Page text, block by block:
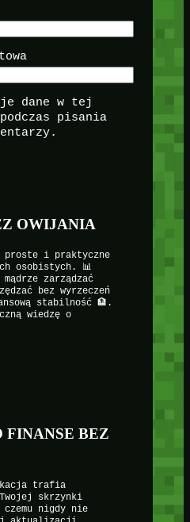
dane w tej
pisania
OWIJANIA
proste i praktyczne
osobistych. 📊
zarządzać
bez wyrzeczeń
stabilność 🏦.
wiedzę o
FINANSE BEZ
trafia
skrzynki
nigdy nie